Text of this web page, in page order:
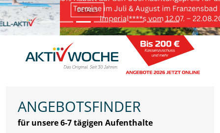
DETAILS
ANGEBOTSFINDER
für unsere 6-7 tägigen Aufenthalte